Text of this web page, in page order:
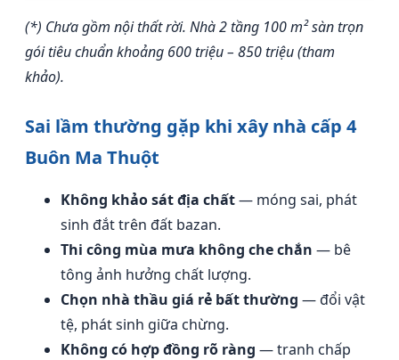
(*) Chưa gồm nội thất rời. Nhà 2 tầng 100 m² sàn trọn
gói tiêu chuẩn khoảng 600 triệu – 850 triệu (tham
khảo).
Sai lầm thường gặp khi xây nhà cấp 4
Buôn Ma Thuột
Không khảo sát địa chất— móng sai, phát
sinh đắt trên đất bazan.
Thi công mùa mưa không che chắn — bê
tông ảnh hưởng chất lượng.
Chọn nhà thầu giá rẻ bất thường — đổi vật
tệ, phát sinh giữa chừng.
Không có hợp đồng rõ ràng — tranh chấp